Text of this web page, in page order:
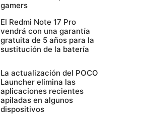
gamers
El Redmi Note 17 Pro
vendrá con una garantía
gratuita de 5 años para la
sustitución de la batería
La actualización del POCO
Launcher elimina las
aplicaciones recientes
apiladas en algunos
dispositivos